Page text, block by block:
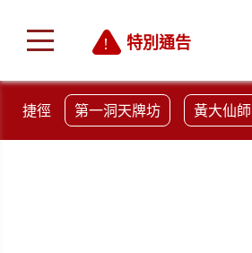
特別通告
捷徑 第一洞天牌坊 黃大仙